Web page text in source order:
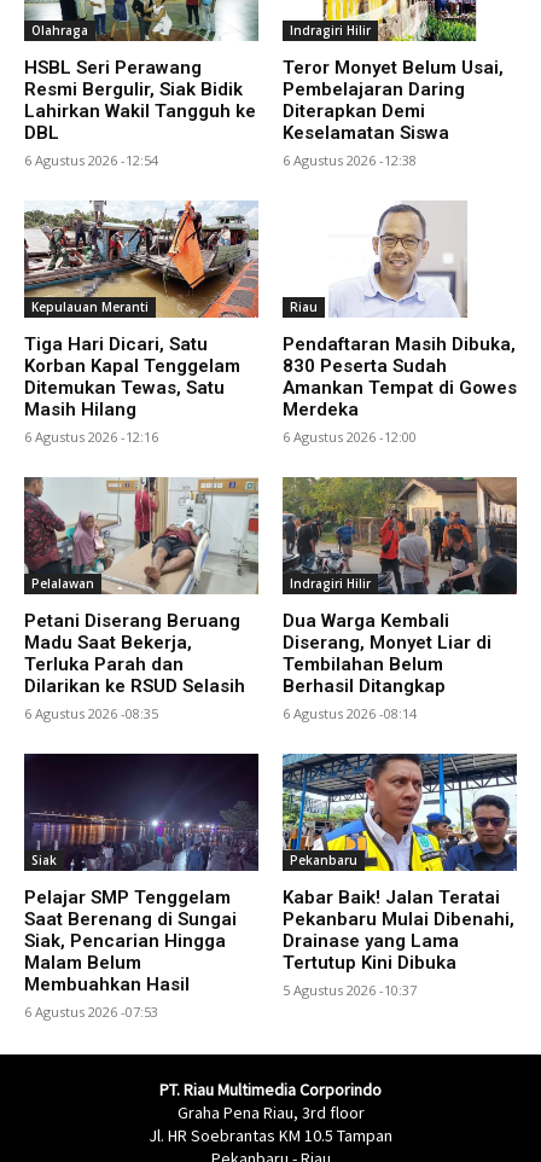
Olahraga
HSBL Seri Perawang
Resmi Bergulir, Siak Bidik
Lahirkan Wakil Tangguh ke
DBL
6 Agustus 2026 -12:54
Indragiri Hilir
Teror Monyet Belum Usai,
Pembelajaran Daring
Diterapkan Demi
Keselamatan Siswa
6 Agustus 2026 -12:38
Kepulauan Meranti
Tiga Hari Dicari, Satu
Korban Kapal Tenggelam
Ditemukan Tewas, Satu
Masih Hilang
6 Agustus 2026 -12:16
Riau
Pendaftaran Masih Dibuka,
830 Peserta Sudah
Amankan Tempat di Gowes
Merdeka
6 Agustus 2026 -12:00
Pelalawan
Petani Diserang Beruang
Madu Saat Bekerja,
Terluka Parah dan
Dilarikan ke RSUD Selasih
6 Agustus 2026 -08:35
Indragiri Hilir
Dua Warga Kembali
Diserang, Monyet Liar di
Tembilahan Belum
Berhasil Ditangkap
6 Agustus 2026 -08:14
Siak
Pelajar SMP Tenggelam
Saat Berenang di Sungai
Siak, Pencarian Hingga
Malam Belum
Membuahkan Hasil
6 Agustus 2026 -07:53
Pekanbaru
Kabar Baik! Jalan Teratai
Pekanbaru Mulai Dibenahi,
Drainase yang Lama
Tertutup Kini Dibuka
5 Agustus 2026 -10:37
PT. Riau Multimedia Corporindo
Graha Pena Riau, 3rd floor
Jl. HR Soebrantas KM 10.5 Tampan